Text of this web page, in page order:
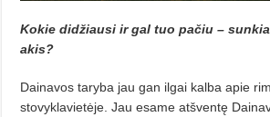
Kokie didžiausi ir gal tuo pačiu –
akis?
Dainavos taryba jau gan ilgai kalba apie
stovyklavietėje. Jau esame atšventę